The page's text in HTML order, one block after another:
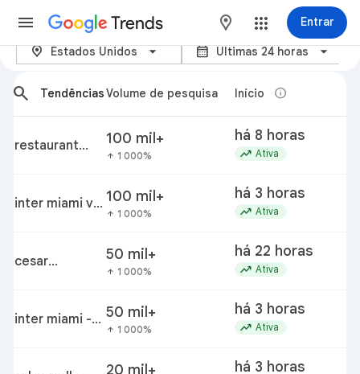
Trends maps Entrar
Tendências atuais – Google
location_on Estados Unidos calendar_month Últimas 24 horas
arrow_back_ios_new
search
TendênciasVolume de pesquisa Início info
restaurant
100 mil+
arrow_upward 1 000%
há 8 horas
trending_up Ativa
inter miami vs 100 mil+
arrow_upward 1 000%
há 3 horas
trending_up Ativa
cesar
50 mil+
arrow_upward 1 000%
há 22 horas
trending_up Ativa
inter miami -
50 mil+
arrow_upward 1 000%
há 3 horas
trending_up Ativa
20 mil+ há 3 horas